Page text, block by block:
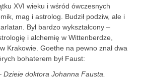
XVI wieku i wśród ówczesnych
mag i astrolog. Budził podziw, ale i
Był bardzo wykształcony –
i alchemię w Wittenberdze,
Krakowie. Goethe na pewno znał dwa
bohaterem był Faust:
Dzieje doktora Johanna Fausta,